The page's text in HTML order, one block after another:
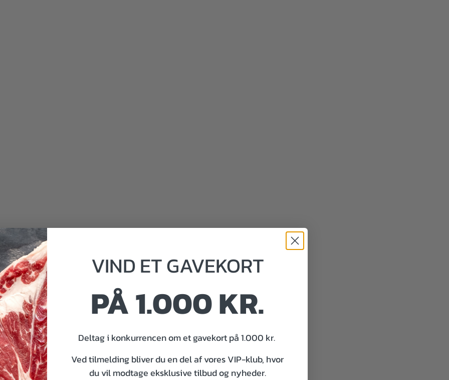
kr.
VINDETGAVEKORT
PÅ 1.000 KR.
Deltag i konkurrencen om et gavekort på 1.000 kr.
Ved tilmelding bliver du en del af vores VIP-klub, hvor
du vil modtage eksklusive tilbud og nyheder.